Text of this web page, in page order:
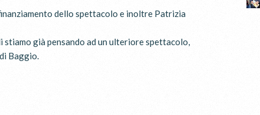
dello spettacolo e inoltre Patrizia
già pensando ad un ulteriore spettacolo,
Baggio.